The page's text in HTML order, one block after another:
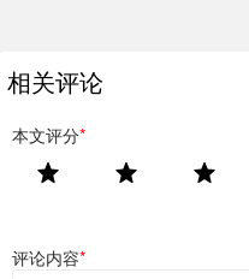
相关评论
本文评分*
评论内容*